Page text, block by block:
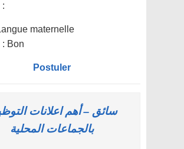
:
maternelle
: Bon
Postuler
سائق – أهم اعلانات
بالجماعات المحلية